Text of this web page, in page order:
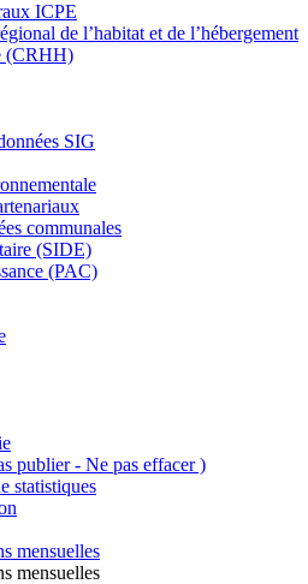
ICPE
de l’habitat et de l’hébergement
(CRHH)
SIG
communales
(SIDE)
(PAC)
publier - Ne pas effacer )
statistiques
mensuelles
mensuelles